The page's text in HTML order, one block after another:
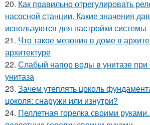
20. Как правильно отрегулировать
насосной станции. Какие значения
используются для настройки системы
21. Что такое мезонин в доме в
архитектуре
22. Слабый напор воды в унитазе
унитаза
23. Зачем утеплять цоколь
цоколя: снаружи или изнутри?
24. Пеллетная горелка своими